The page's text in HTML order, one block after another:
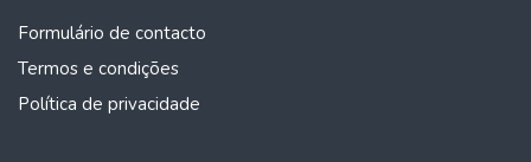
Formulário de contacto
Termos e condições
Política de privacidade